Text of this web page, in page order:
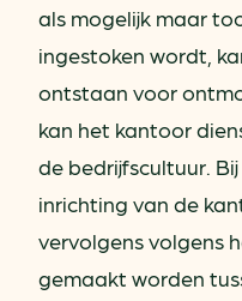
als mogelijk maar
ingestoken wordt,
ontstaan voor
kan het kantoor
de bedrijfscultuur.
inrichting van de
vervolgens volgens
gemaakt worden